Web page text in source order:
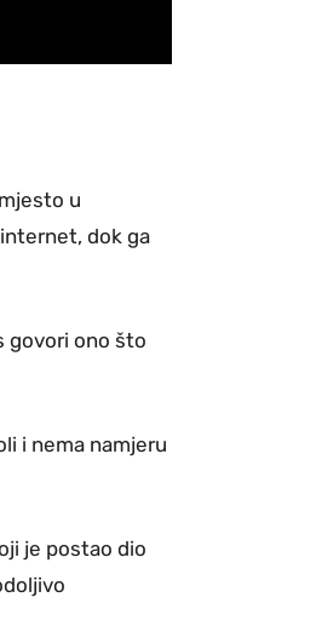
u
dok ga
govori ono što
i nema namjeru
je postao dio